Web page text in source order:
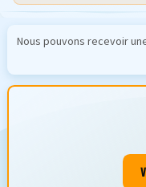
Nous pouvons recevoir